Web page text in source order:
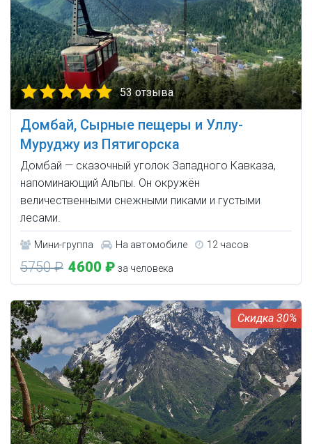
53 отзыва
Домбай, Сырные пещеры и Уллу-
Муруджу из Пятигорска
Домбай — сказочный уголок Западного Кавказа,
напоминающий Альпы. Он окружён
величественными снежными пиками и густыми
лесами.
Мини-группа На автомобиле 12 часов
5750 ₽ 4600 ₽ за человека
30%